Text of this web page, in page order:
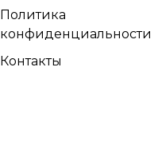
Политика
конфиденциальности
Контакты